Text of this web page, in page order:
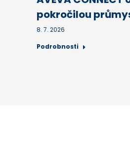
pokročilou
8. 7. 2026
Podrobnosti